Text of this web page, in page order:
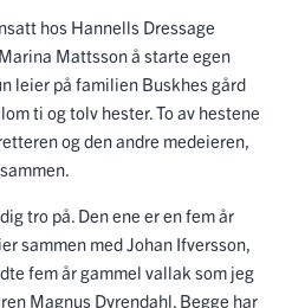
hos Hannells Dressage
Mattsson å starte egen
leier på familien Buskhes gård
ti og tolv hester. To av hestene
og den andre medeieren,
tro på. Den ene er en fem år
sammen med Johan Ifversson,
fem år gammel vallak som jeg
Magnus Dyrendahl. Begge har